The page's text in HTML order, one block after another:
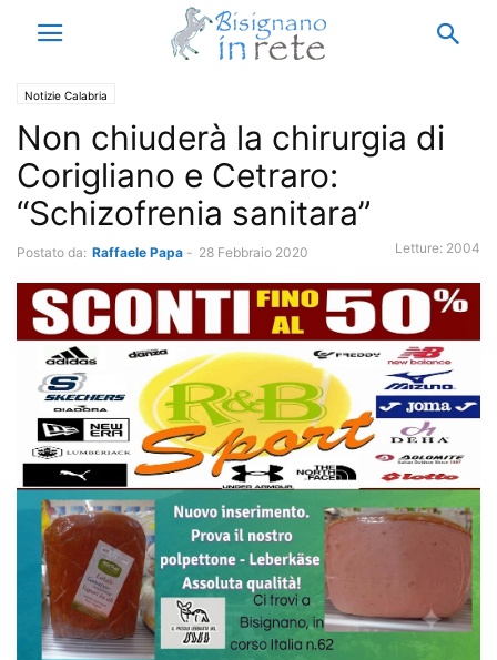
Notizie Calabria
Non chiuderà la chirurgia di
Corigliano e Cetraro:
“Schizofrenia sanitara”
Postato da: Raffaele Papa - 28 Febbraio 2020 Letture: 2004